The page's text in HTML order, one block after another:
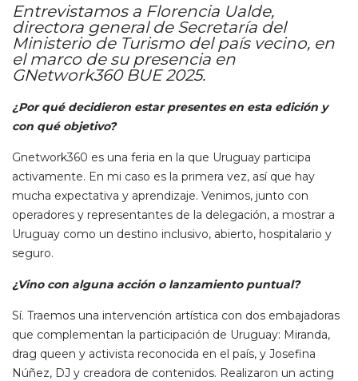
Entrevistamos a Florencia Ualde,
directora general de Secretaría del
Ministerio de Turismo del país vecino, en
el marco de su presencia en
GNetwork360 BUE 2025.
¿Por qué decidieron estar presentes en esta edición y
con qué objetivo?
Gnetwork360 es una feria en la que Uruguay participa
activamente. En mi caso es la primera vez, así que hay
mucha expectativa y aprendizaje. Venimos, junto con
operadores y representantes de la delegación, a mostrar a
Uruguay como un destino inclusivo, abierto, hospitalario y
seguro.
¿Vino con alguna acción o lanzamiento puntual?
Sí. Traemos una intervención artística con dos embajadoras
que complementan la participación de Uruguay: Miranda,
drag queen y activista reconocida en el país, y Josefina
Núñez, DJ y creadora de contenidos. Realizaron un acting